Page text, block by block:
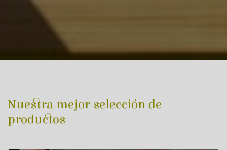
Nuestra mejor selección de
productos